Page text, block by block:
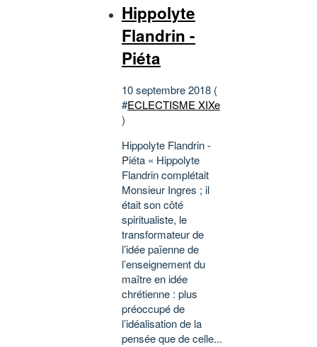
Hippolyte
Flandrin -
Piéta
10 septembre 2018 (
#ECLECTISME XIXe
)
Hippolyte Flandrin -
Piéta « Hippolyte
Flandrin complétait
Monsieur Ingres ; il
était son côté
spiritualiste, le
transformateur de
l’idée païenne de
l’enseignement du
maître en idée
chrétienne : plus
préoccupé de
l’idéalisation de la
pensée que de celle...